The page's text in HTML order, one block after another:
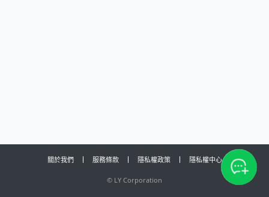
關於我們 服務條款 隱私權政策 隱私權中心
© LY Corporation